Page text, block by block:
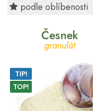
podle oblíbenosti
Česnek
granulát
TIP!
TOP!